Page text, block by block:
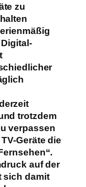
zu
trotzdem
verpassen
Geräte die
auf der
sich damit